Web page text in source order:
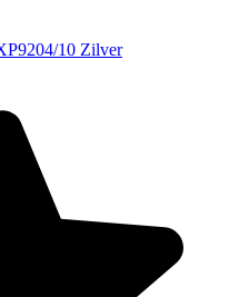
10 Zilver